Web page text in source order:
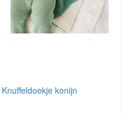
Knuffeldoekje konijn